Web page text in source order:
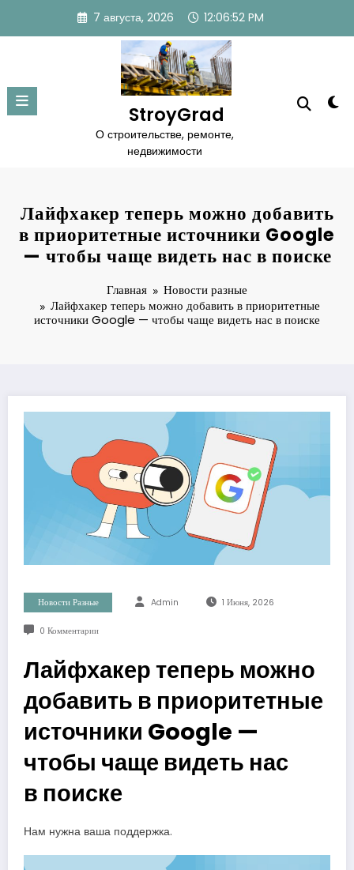
содержимому
7 августа, 2026 12:06:53 PM
StroyGrad
О строительстве, ремонте,
недвижимости
Лайфхакер теперь можно добавить
в приоритетные источники Google
— чтобы чаще видеть нас в поиске
Главная
Новости разные
Лайфхакер теперь можно добавить в приоритетные
источники Google — чтобы чаще видеть нас в поиске
Новости Разные Admin 1 Июня, 2026
0 Комментарии
Лайфхакер теперь можно
добавить в приоритетные
источники Google —
чтобы чаще видеть нас
в поиске
Нам нужна ваша поддержка.